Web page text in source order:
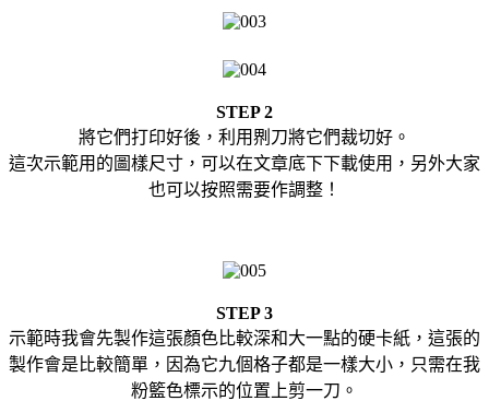
STEP 2
將它們打印好後，利用𠝹刀將它們裁切好。
這次示範用的圖樣尺寸，可以在文章底下下載使用，另外大家
也可以按照需要作調整！
STEP 3
示範時我會先製作這張顏色比較深和大一點的硬卡紙，這張的
製作會是比較簡單，因為它九個格子都是一樣大小，只需在我
粉籃色標示的位置上剪一刀。